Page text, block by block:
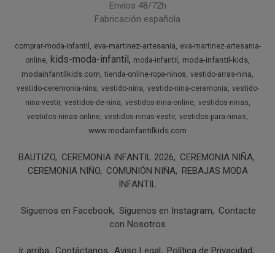
Envíos 48/72h
Fabricación española
comprar-moda-infantil eva-martinez-artesania
eva-martinez-artesania-
online
kids-moda-infantil moda-infantil
moda-infantil-kids
modainfantilkids.com tienda-online-ropa-ninos vestido-arras-nina
vestido-ceremonia-nina vestido-nina vestido-nina-ceremonia vestido-
nina-vestir vestidos-de-nina vestidos-nina-online vestidos-ninas
vestidos-ninas-online vestidos-ninas-vestir vestidos-para-ninas
www.modainfantilkids.com
BAUTIZO CEREMONIA INFANTIL 2026
CEREMONIA NIÑA
CEREMONIA NIÑO COMUNIÓN NIÑA REBAJAS MODA
INFANTIL
Síguenos en Facebook Síguenos en Instagram
Contacte
con Nosotros
Ir arriba Contáctanos Aviso Legal Política de Privacidad